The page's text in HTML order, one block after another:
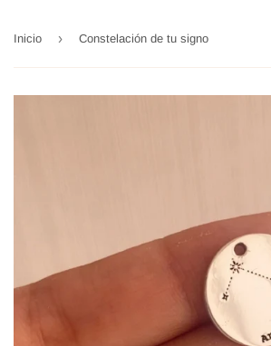
Inicio › Constelación de tu signo